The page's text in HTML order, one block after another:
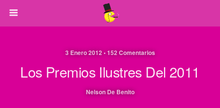
3 Enero 2012 • 152 Comentarios
Los Premios Ilustres Del 2011
Nelson De Benito